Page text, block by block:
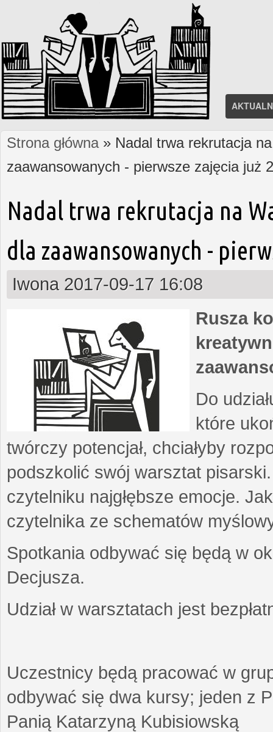
Jesteś tutaj
Strona główna» Nadal trwa rekrutacja
zaawansowanych - pierwsze zajęcia już
Nadal trwa rekrutacja na
dla zaawansowanych -
Iwona 2017-09-17 16:08
Rusza
Do
które
twórczy potencjał, chciałyby
podszkolić swój warsztat
czytelniku najgłębsze emocje.
czytelnika ze schematów
Spotkania odbywać się będą w
Decjusza.
Udział w warsztatach jest
Uczestnicy będą pracować w
odbywać się dwa kursy; jeden z
Panią Katarzyną Kubisiowską